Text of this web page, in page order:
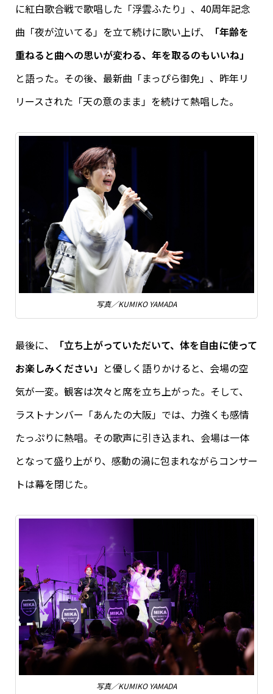
に紅白歌合戦で歌唱した「浮雲ふたり」、40周年記念
曲「夜が泣いてる」を立て続けに歌い上げ、
「年齢を
重ねると曲への思いが変わる、年を取るのもいいね」
と語った。その後、最新曲「まっぴら御免」、昨年リ
リースされた「天の意のまま」を続けて熱唱した。
写真／KUMIKO YAMADA
最後に、
「立ち上がっていただいて、体を自由に使って
お楽しみください」 と優しく語りかけると、会場の空
気が一変。観客は次々と席を立ち上がった。そして、
ラストナンバー「あんたの大阪」では、力強くも感情
たっぷりに熱唱。その歌声に引き込まれ、会場は一体
となって盛り上がり、感動の渦に包まれながらコンサー
トは幕を閉じた。
写真／KUMIKO YAMADA